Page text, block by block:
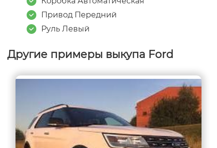
Привод Передний
Руль Левый
Другие примеры выкупа Ford